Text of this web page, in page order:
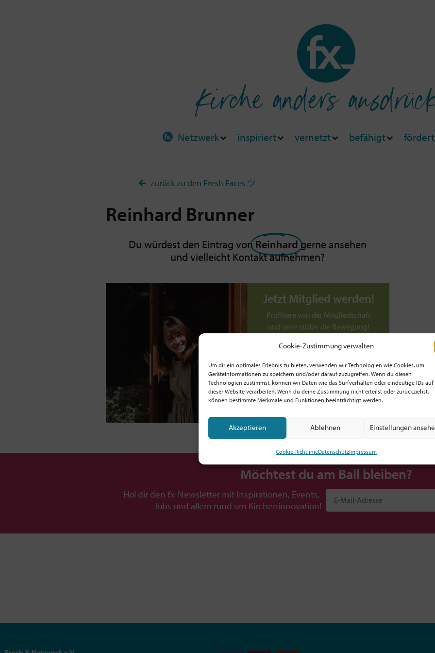
Cookie-Zustimmung verwalten
Um dir ein optimales Erlebnis zu bieten, verwenden wir Technologien wie Cookies, um
Geräteinformationen zu speichern und/oder darauf zuzugreifen. Wenn du diesen
Technologien zustimmst, können wir Daten wie das Surfverhalten oder eindeutige IDs auf
dieser Website verarbeiten. Wenn du deine Zustimmung nicht erteilst oder zurückziehst,
können bestimmte Merkmale und Funktionen beeinträchtigt werden.
Akzeptieren Ablehnen Einstellungen
Cookie-RichtlinieDatenschutzImpressum
Kirche anders
Netzwerk inspiriert vernetzt befähigt fördert
zurück zu den Fresh Faces ツ
Reinhard Brunner
Du würdest den Eintrag von Reinhard gerne ansehen
und vielleicht Kontakt aufnehmen?
Jetzt Mitglied werden!
Profitiere von der Mitgliedschaft
und unterstütze die Bewegung!
Werde jetzt Mitglied ab
TIPP: Prüfe, ob dein
Arbeitgeber! / deine
Dienststelle die
Möchtest du am Ball bleiben?
Hol dir den fx-Newsletter mit Inspirationen, Events,
Jobs und allem rund um Kircheninnovation!